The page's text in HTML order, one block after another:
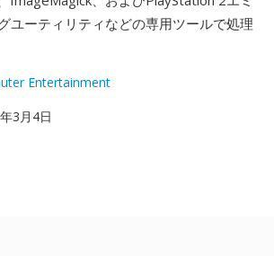
ユーティリティなどの専用ツールで処理
Entertainment
3月4日